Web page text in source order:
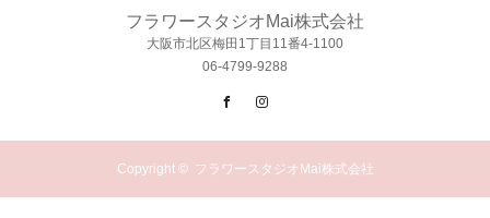
フラワースタジオMai株式会社
大阪市北区梅田1丁目11番4-1100
06-4799-9288
Facebook
Copyright © フラワースタジオMai株式会社